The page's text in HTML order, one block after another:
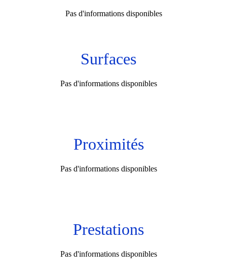
Pas d'informations disponibles
Surfaces
Pas d'informations disponibles
Proximités
Pas d'informations disponibles
Prestations
Pas d'informations disponibles